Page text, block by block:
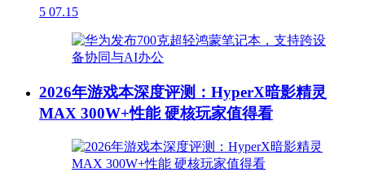
5 07.15
2026年游戏本深度评测：HyperX暗影精灵
MAX 300W+性能 硬核玩家值得看